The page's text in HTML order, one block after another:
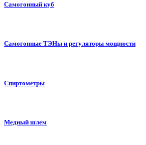
Самогонный куб
Самогонные ТЭНы и регуляторы мощности
Спиртометры
Медный шлем